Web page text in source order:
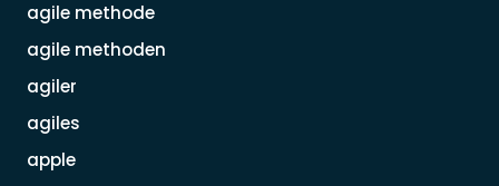
agile methode
agile methoden
agiler
agiles
apple